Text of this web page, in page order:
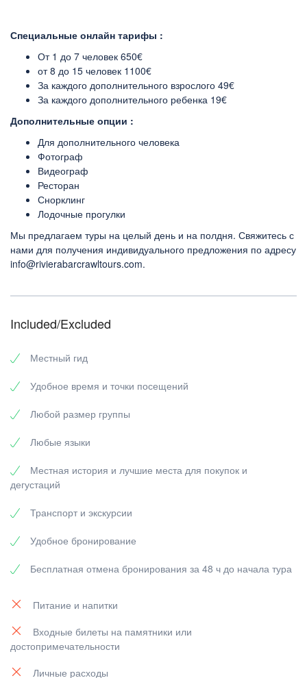
Специальные онлайн тарифы :
От 1 до 7 человек 650€
от 8 до 15 человек 1100€
За каждого дополнительного взрослого 49€
За каждого дополнительного ребенка 19€
Дополнительные опции :
Для дополнительного человека
Фотограф
Видеограф
Ресторан
Снорклинг
Лодочные прогулки
Мы предлагаем туры на целый день и на полдня. Свяжитесь с
нами для получения индивидуального предложения по адресу
info@rivierabarcrawltours.com.
Included/Excluded
Местный гид
Удобное время и точки посещений
Любой размер группы
Любые языки
Местная история и лучшие места для покупок и
дегустаций
Транспорт и экскурсии
Удобное бронирование
Бесплатная отмена бронирования за 48 ч до начала тура
Питание и напитки
Входные билеты на памятники или
достопримечательности
Личные расходы